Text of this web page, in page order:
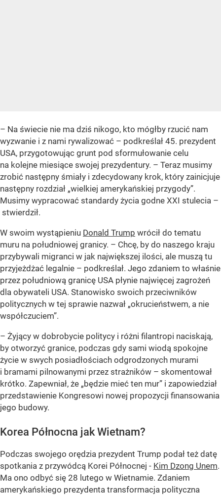
– Na świecie nie ma dziś nikogo, kto mógłby rzucić nam
wyzwanie i z nami rywalizować – podkreślał 45. prezydent
USA, przygotowując grunt pod sformułowanie celu
na kolejne miesiące swojej prezydentury. – Teraz musimy
zrobić następny śmiały i zdecydowany krok, który zainicjuje
następny rozdział „wielkiej amerykańskiej przygody”.
Musimy wypracować standardy życia godne XXI stulecia –
stwierdził.
W swoim wystąpieniu Donald Trump wrócił do tematu
muru na południowej granicy. – Chcę, by do naszego kraju
przybywali migranci w jak największej ilości, ale muszą tu
przyjeżdżać legalnie – podkreślał. Jego zdaniem to właśnie
przez południową granicę USA płynie najwięcej zagrożeń
dla obywateli USA. Stanowisko swoich przeciwników
politycznych w tej sprawie nazwał „okrucieństwem, a nie
współczuciem”.
– Żyjący w dobrobycie politycy i różni filantropi naciskają,
by otworzyć granice, podczas gdy sami wiodą spokojne
życie w swych posiadłościach odgrodzonych murami
i bramami pilnowanymi przez strażników – skomentował
krótko. Zapewniał, że „będzie mieć ten mur” i zapowiedział
przedstawienie Kongresowi nowej propozycji finansowania
jego budowy.
Korea Północna jak Wietnam?
Podczas swojego orędzia prezydent Trump podał też datę
spotkania z przywódcą Korei Północnej - Kim Dzong Unem.
Ma ono odbyć się 28 lutego w Wietnamie. Zdaniem
amerykańskiego prezydenta transformacja polityczna